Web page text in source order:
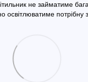
не займатиме
освітлюватиме потрібну